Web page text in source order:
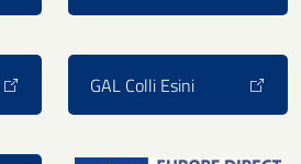
GAL Colli Esini